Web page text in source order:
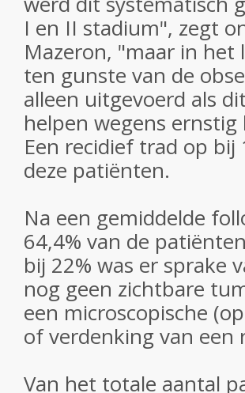
I en II stadium", zegt
Mazeron, "maar in
ten gunste van de
alleen uitgevoerd als
helpen wegens
Een recidief trad op
deze patiënten.
Na een gemiddelde
64,4% van de
bij 22% was er sprake
nog geen zichtbare
een microscopische
of verdenking van een
Van het totale aantal